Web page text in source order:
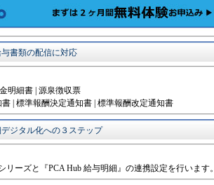
書類の配信に対応
明細書 | 源泉徴収票
| 標準報酬決定通知書 | 標準報酬改定通知書
ジタル化への３ステップ
ーズと『PCA Hub 給与明細』の連携設定を行います。